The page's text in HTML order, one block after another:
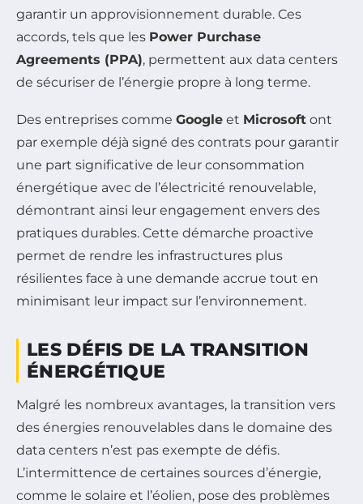
garantir un approvisionnement durable. Ces
accords, tels que les Power Purchase
Agreements (PPA), permettent aux data centers
de sécuriser de l’énergie propre à long terme.
Des entreprises comme Google et Microsoft ont
par exemple déjà signé des contrats pour garantir
une part significative de leur consommation
énergétique avec de l’électricité renouvelable,
démontrant ainsi leur engagement envers des
pratiques durables. Cette démarche proactive
permet de rendre les infrastructures plus
résilientes face à une demande accrue tout en
minimisant leur impact sur l’environnement.
LES DÉFIS DE LA TRANSITION
ÉNERGÉTIQUE
Malgré les nombreux avantages, la transition vers
des énergies renouvelables dans le domaine des
data centers n’est pas exempte de défis.
L’intermittence de certaines sources d’énergie,
comme le solaire et l’éolien, pose des problèmes